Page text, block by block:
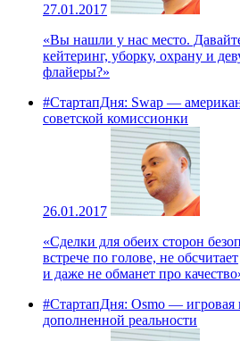
27.01.2017
«Вы нашли у нас место.
кейтеринг, уборку, охрану и
флайеры?»
#СтартапДня: Swap —
советской комиссионки
26.01.2017
«Сделки для обеих сторон
встрече по голове, не обсчитает
и даже не обманет про
#СтартапДня: Osmo — игровая
дополненной реальности